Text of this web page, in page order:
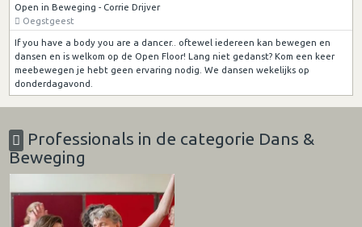
Open in Beweging - Corrie Drijver
Oegstgeest
If you have a body you are a dancer.. oftewel iedereen kan bewegen en
dansen en is welkom op de Open Floor! Lang niet gedanst? Kom een keer
meebewegen je hebt geen ervaring nodig. We dansen wekelijks op
donderdagavond.
Professionals in de categorie Dans &
Beweging